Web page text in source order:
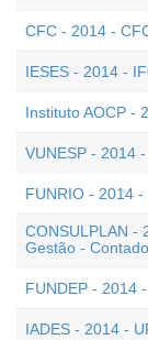
CFC - 2014 -
IESES - 2014 -
Instituto AOCP -
VUNESP - 2014
FUNRIO - 2014
CONSULPLAN -
Gestão -
FUNDEP - 2014
IADES - 2014 -